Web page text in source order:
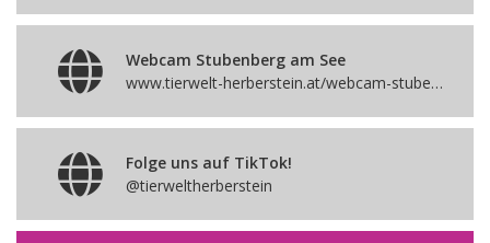
Webcam Stubenberg am See
www.tierwelt-herberstein.at/webcam-stubenbergamsee
Folge uns auf TikTok!
@tierweltherberstein